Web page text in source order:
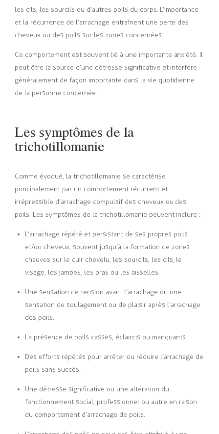
les cils, les sourcils ou d’autres poils du corps. L’importance
et la récurrence de l’arrachage entraînent une perte des
cheveux ou des poils sur les zones concernées.
Ce comportement est souvent lié à une importante anxiété. Il
peut être la source d’une détresse significative et interfère
généralement de façon importante dans la vie quotidienne
de la personne concernée.
Les symptômes de la
trichotillomanie
Comme évoqué, la trichotillomanie se caractérise
principalement par un comportement récurrent et
irrépressible d’arrachage compulsif des cheveux ou des
poils. Les symptômes de la trichotillomanie peuvent inclure :
L’arrachage répété et persistant de ses propres poils
et/ou cheveux, souvent jusqu’à la formation de zones
chauves sur le cuir chevelu, les sourcils, les cils, le
visage, les jambes, les bras ou les aisselles.
Une sensation de tension avant l’arrachage ou une
sensation de soulagement ou de plaisir après l’arrachage
des poils.
La présence de poils cassés, éclaircis ou manquants.
Des efforts répétés pour arrêter ou réduire l’arrachage de
poils sans succès.
Une détresse significative ou une altération du
fonctionnement social, professionnel ou autre en raison
du comportement d’arrachage de poils.